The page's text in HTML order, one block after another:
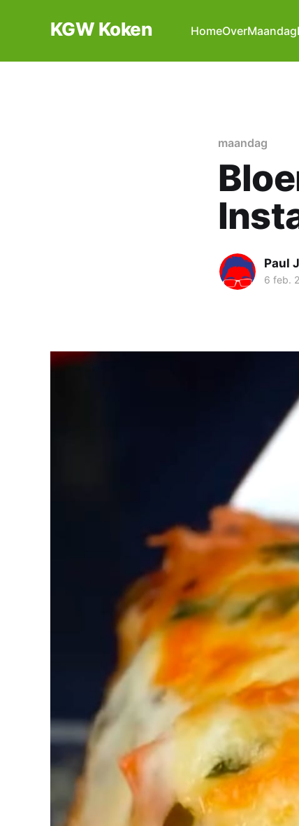
KGW Koken HomeOverMaandag
maandag
Paul
6 feb.